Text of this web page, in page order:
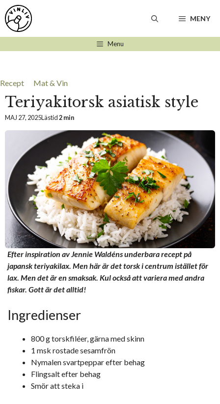
Hoppa
till
innehåll
MENY
Menu
Recept Mat & Vin
Teriyakitorsk asiatisk style
MAJ 27, 2025Lästid2 min
Efter inspiration av Jennie Waldéns underbara recept på
japansk teriyakilax. Men här är det torsk i centrum istället för
lax. Men det är en smaksak. Kul också att variera med andra
fiskar. Gott är det alltid!
Ingredienser
800 g torskfiléer, gärna med skinn
1 msk rostade sesamfrön
Nymalen svartpeppar efter behag
Flingsalt efter behag
Smör att steka i